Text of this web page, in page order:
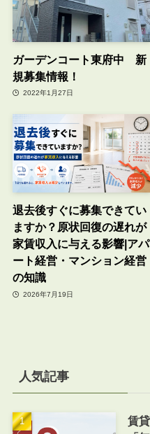
ガーデンコート東府中 新
規募集情報！
2022年1月27日
退去後すぐに募集できてい
ますか？原状回復の遅れが
家賃収入に与える影響|アパ
ート経営・マンション経営
の知識
2026年7月19日
人気記事
賃